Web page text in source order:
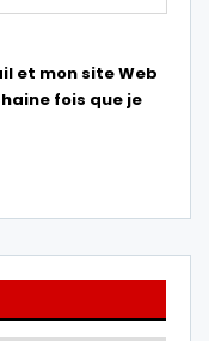
et mon site Web
fois que je